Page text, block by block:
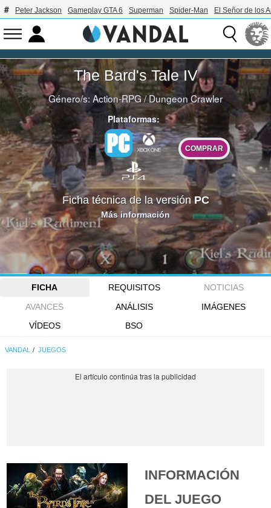
Peter Jackson Gameplay GTA 6 Superman Spider-Man El Señor de los
The Bard's Tale IV
Género/s: Action-RPG/Dungeon Crawler
Plataformas:
COMPRAR
Ficha técnica de la versiónPC
Más información
FICHA REQUISITOS
NOTICIAS
AVANCES
ANÁLISIS
IMÁGENES
VÍDEOS
BSO
VANDAL JUEGOS
INFORMACIÓN
DEL JUEGO